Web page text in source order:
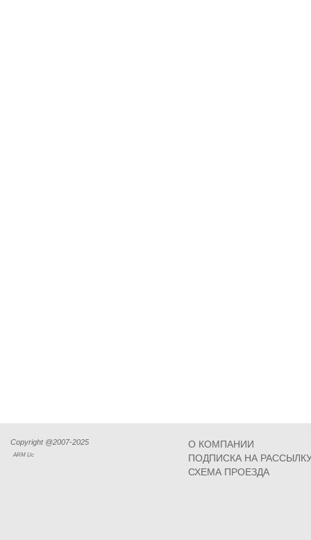
Copyright @2007-2025
ARM Llc
О КОМПАНИИ
ПОДПИСКА НА
СХЕМА ПРОЕЗДА